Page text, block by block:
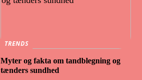
TRENDS
Myter og fakta om tandblegning og
tænders sundhed